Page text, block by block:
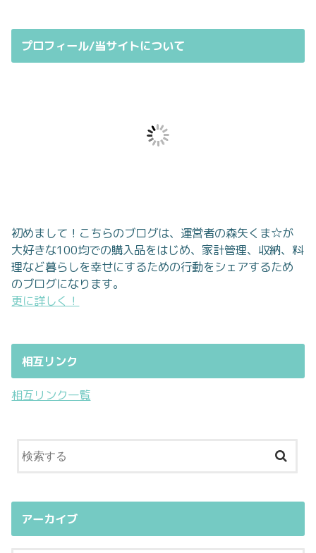
プロフィール/当サイトについて
初めまして！こちらのブログは、運営者の森矢くま☆が
大好きな100均での購入品をはじめ、家計管理、収納、料
理など暮らしを幸せにするための行動をシェアするため
のブログになります。
更に詳しく！
相互リンク
相互リンク一覧
アーカイブ